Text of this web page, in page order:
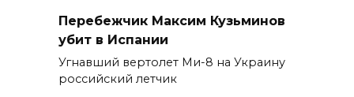
Перебежчик Максим Кузьминов
убит в Испании
Угнавший вертолет Ми-8 на Украину
российский летчик